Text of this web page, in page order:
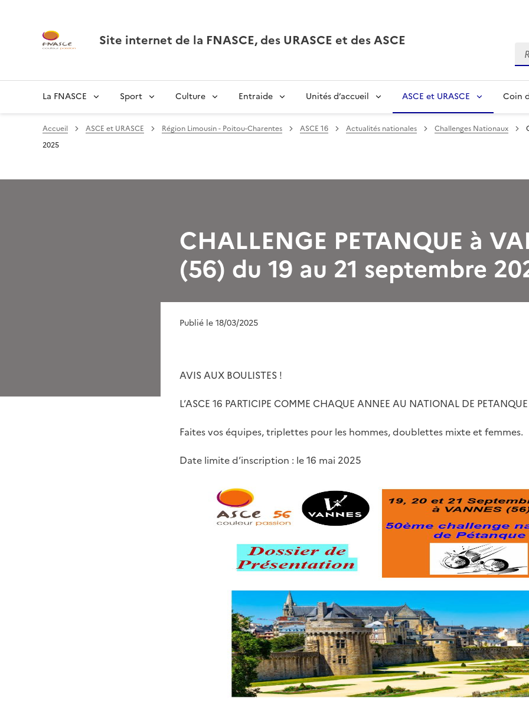
Site internet de la FNASCE, des URASCE et des ASCE
La FNASCE Sport Culture Entraide Unités d’accueil ASCE et URASCE Coin
Accueil ASCE et URASCE Région Limousin - Poitou-Charentes ASCE 16 Actualités nationales Challenges Nationaux
2025
CHALLENGE PETANQUE à
(56) du 19 au 21 septembre
Publié le 18/03/2025
AVIS AUX BOULISTES !
L’ASCE 16 PARTICIPE COMME CHAQUE ANNEE AU NATIONAL DE
Faites vos équipes, triplettes pour les hommes, doublettes mixte et femmes.
Date limite d’inscription : le 16 mai 2025